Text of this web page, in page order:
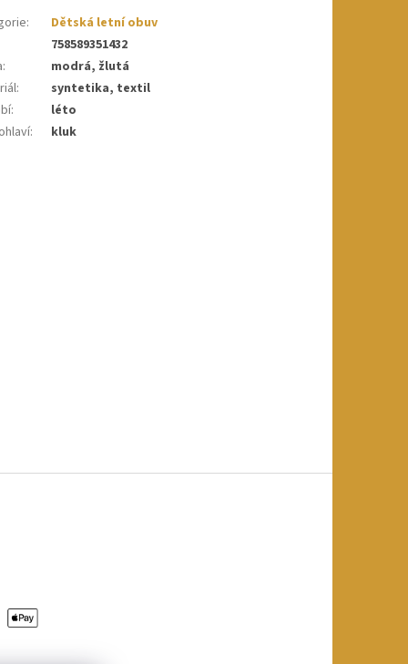
:
Dětská letní obuv
758589351432
:
modrá, žlutá
:
syntetika, textil
:
léto
: kluk